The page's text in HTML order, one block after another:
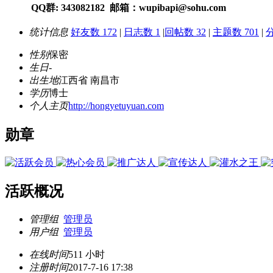
QQ群: 343082182 邮箱：wupibapi@sohu.com
统计信息 好友数 172 | 日志数 1 |回帖数 32 | 主题数 701 |
性别保密
生日-
出生地江西省 南昌市
学历博士
个人主页http://hongyetuyuan.com
勋章
活跃概况
管理组 管理员
用户组 管理员
在线时间511 小时
注册时间2017-7-16 17:38